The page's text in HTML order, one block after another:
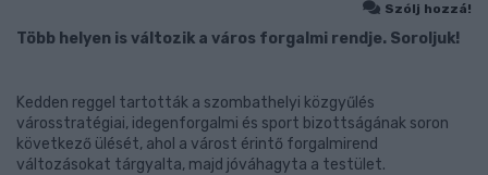
Szólj hozzá!
Több helyen is változik a város forgalmi rendje. Soroljuk!
Kedden reggel tartották a szombathelyi közgyűlés
városstratégiai, idegenforgalmi és sport bizottságának soron
következő ülését, ahol a várost érintő forgalmirend
változásokat tárgyalta, majd jóváhagyta a testület.